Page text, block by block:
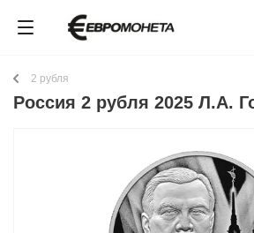
2 рубля
Россия 2 рубля 2025 Л.А.